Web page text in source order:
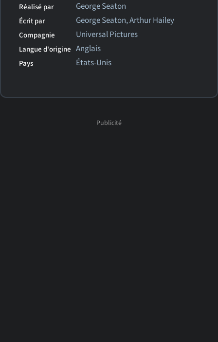
Réalisé par George Seaton
Écrit par George Seaton, Arthur Hailey
Compagnie Universal Pictures
Langue d'origine Anglais
Pays États-Unis